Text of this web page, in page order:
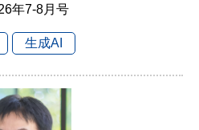
年7-8月号
生成AI